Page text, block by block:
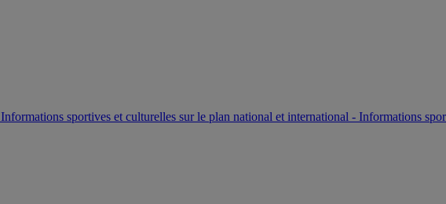
Informations sportives et culturelles sur le plan national et international - Informations